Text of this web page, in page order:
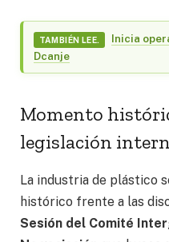
TAMBIÉN LEE.
Inicia
Dcanje
Momento
legislación
La industria de plástico
histórico frente a las
Sesión del Comité